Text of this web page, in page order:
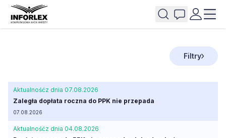
Filtry
Aktualnośćz dnia 07.08.2026
Zaległa dopłata roczna do PPK nie przepada
07.08.2026
Aktualnośćz dnia 04.08.2026